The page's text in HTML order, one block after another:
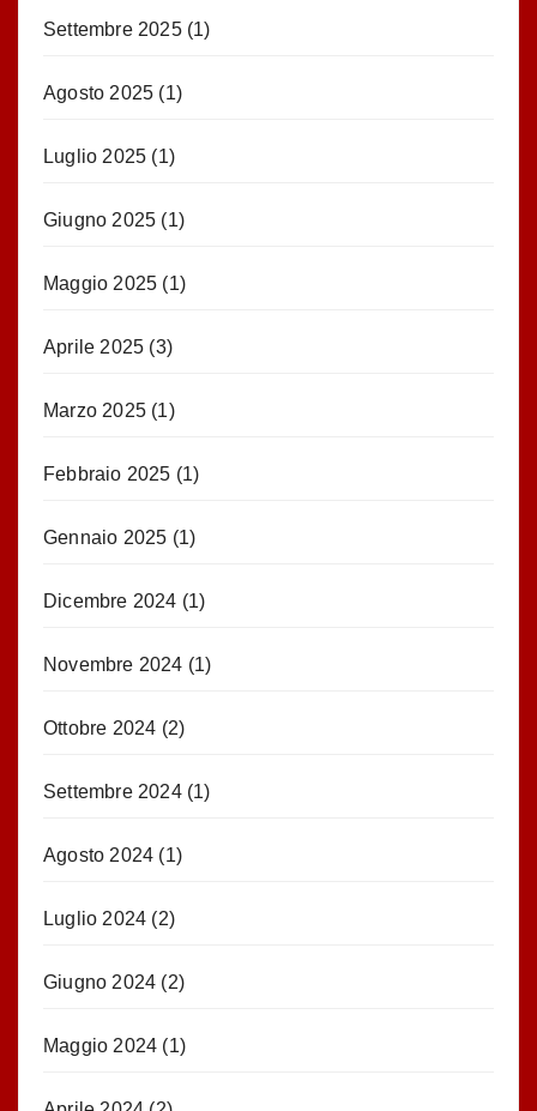
Settembre 2025(1)
Agosto 2025 (1)
Luglio 2025 (1)
Giugno 2025 (1)
Maggio 2025 (1)
Aprile 2025 (3)
Marzo 2025 (1)
Febbraio 2025 (1)
Gennaio 2025 (1)
Dicembre 2024 (1)
Novembre 2024 (1)
Ottobre 2024 (2)
Settembre 2024(1)
Agosto 2024 (1)
Luglio 2024 (2)
Giugno 2024 (2)
Maggio 2024 (1)